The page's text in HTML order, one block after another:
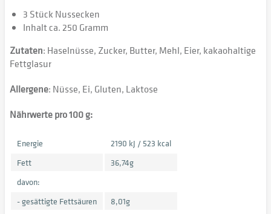
3 Stück Nussecken
Inhalt ca. 250 Gramm
Zutaten: Haselnüsse, Zucker, Butter, Mehl, Eier, kakaohaltige
Fettglasur
Allergene: Nüsse, Ei, Gluten, Laktose
Nährwerte pro 100 g:
Energie
2190 kJ / 523 kcal
Fett
36,74g
davon:
- gesättigte Fettsäuren
8,01g